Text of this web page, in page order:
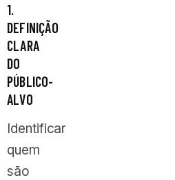
1.
DEFINIÇÃO
CLARA
DO
PÚBLICO-
ALVO
Identificar
quem
são